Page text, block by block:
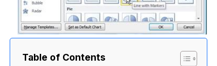
Table of Contents